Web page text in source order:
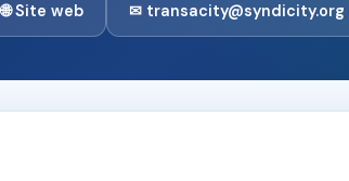
🌐 Site web ✉ transacity@syndicity.org